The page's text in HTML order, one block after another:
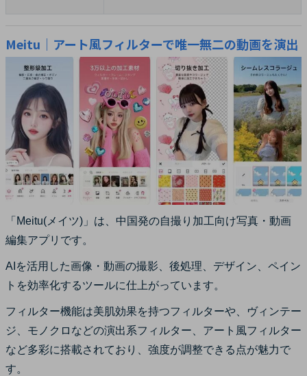
Meitu｜アート風フィルターで唯一無二の動画を演出
「Meitu(メイツ)」は、中国発の自撮り加工向け写真・動画
編集アプリです。
AIを活用した画像・動画の撮影、後処理、デザイン、ペイン
トを効率化するツールに仕上がっています。
フィルター機能は美肌効果を持つフィルターや、ヴィンテー
ジ、モノクロなどの演出系フィルター、アート風フィルター
など多彩に搭載されており、強度が調整できる点が魅力で
す。